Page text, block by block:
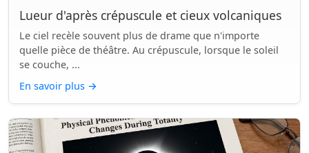
Lueur d'après crépuscule et cieux volcaniques
Le ciel recèle souvent plus de drame que n'importe
quelle pièce de théâtre. Au crépuscule, lorsque le soleil
se couche, ...
En savoir plus →